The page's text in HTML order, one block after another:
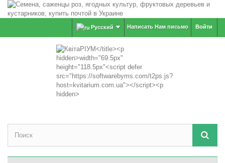
Войти
Написать Нам письмо
Русский